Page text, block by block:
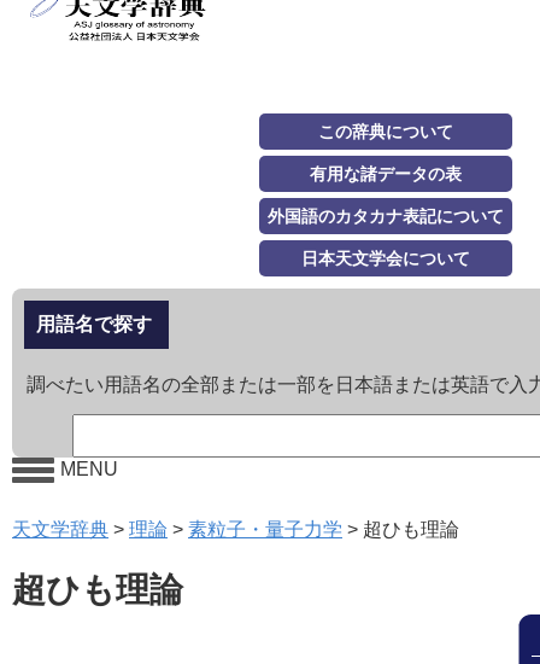
この辞典について
有用な諸データの表
外国語のカタカナ表記について
日本天文学会について
用語名で探す
調べたい用語名の全部または一部を日本語または英語で入
MENU
天文学辞典 > 理論 > 素粒子・量子力学 > 超ひも理論
超ひも理論